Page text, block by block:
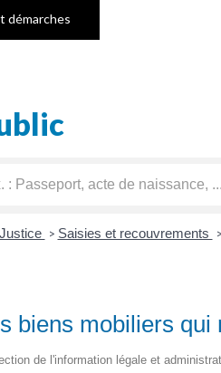
démarches
Justice > Saisies et recouvrements >
biens mobiliers
de l'information légale et